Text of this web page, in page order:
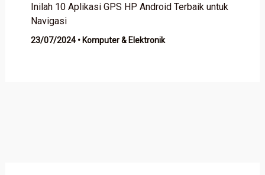
Inilah 10 Aplikasi GPS HP Android Terbaik untuk
Navigasi
23/07/2024 • Komputer & Elektronik